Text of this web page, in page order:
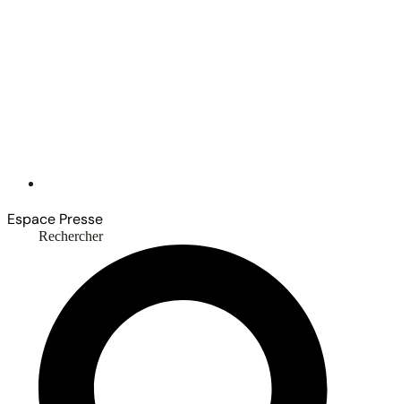
Espace Presse
Rechercher